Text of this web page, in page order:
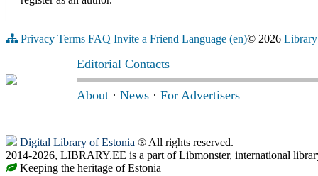
Privacy Terms FAQ Invite a Friend Language (en)© 2026
Editorial Contacts
About · News · For Advertisers
Digital Library of Estonia ® All rights reserved.
2014-2026, LIBRARY.EE is a part of Libmonster, international
Keeping the heritage of Estonia